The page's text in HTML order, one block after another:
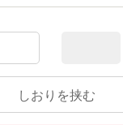
しおりを挟む